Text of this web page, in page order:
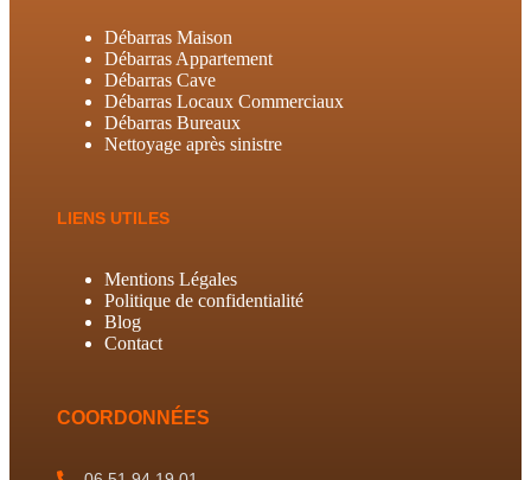
Débarras Maison
Débarras Appartement
Débarras Cave
Débarras Locaux Commerciaux
Débarras Bureaux
Nettoyage après sinistre
LIENS UTILES
Mentions Légales
Politique de confidentialité
Blog
Contact
COORDONNÉES